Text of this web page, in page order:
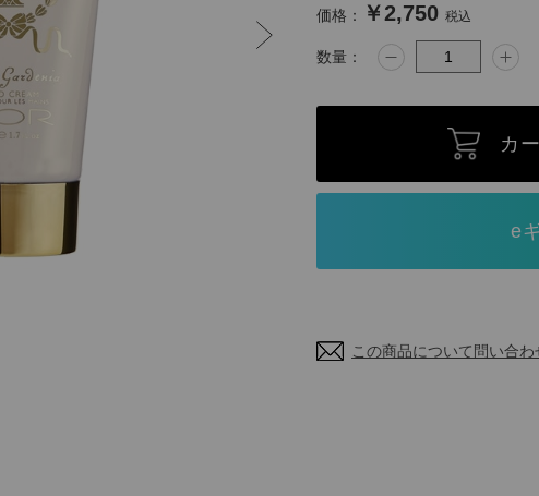
価格： ￥2,750 税込
数量：
カ
この商品について問い合わ